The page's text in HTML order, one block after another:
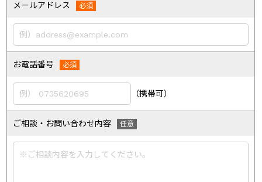
メールアドレス
お電話番号
（携帯可）
ご相談・お問い合わせ内容